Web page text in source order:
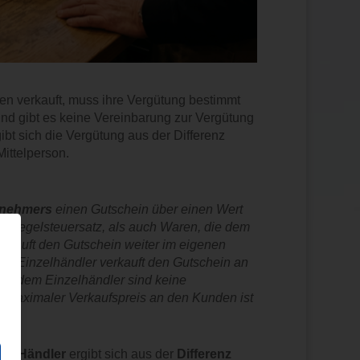
verkauft, muss ihre Vergütung bestimmt
gibt es keine Vereinbarung zur Vergütung
sich die Vergütung aus der Differenz
einen Gutschein über einen Wert
Regelsteuersatz, als auch Waren, die dem
den Gutschein weiter im eigenen
Einzelhändler verkauft den Gutschein an
dem Einzelhändler sind keine
Verkaufspreis an den Kunden ist
Händler ergibt sich aus der Differenz